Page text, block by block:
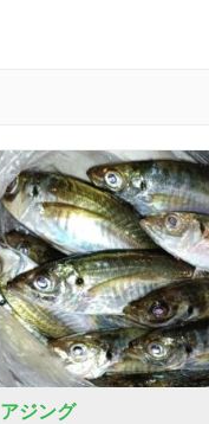
アジング